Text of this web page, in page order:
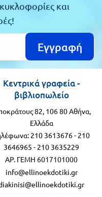
και
Εγγραφή
Κεντρικά γραφεία -
βιβλιοπωλείο
82, 106 80 Αθήνα,
Ελλάδα
210 3613676- 210
3646965 - 210 3635229
ΑΡ. ΓΕΜΗ 6017101000
info@ellinoekdotiki.gr